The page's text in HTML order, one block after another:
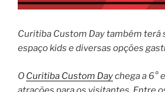
Curitiba Custom Day também terá
espaço kids e diversas opções
O Curitiba Custom Daychega a 6°